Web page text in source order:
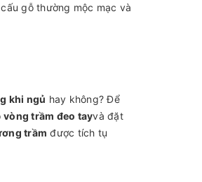
gỗ thường mộc mạc và
khi ngủ hay không? Để
vòng trầm đeo tayvà đặt
trầm được tích tụ